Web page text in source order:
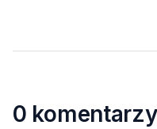
0 komentarzy